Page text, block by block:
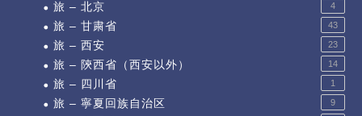
旅 – 北京 4
旅 – 甘粛省 43
旅 – 西安 23
旅 – 陝西省（西安以外） 14
旅 – 四川省 1
旅 – 寧夏回族自治区 9